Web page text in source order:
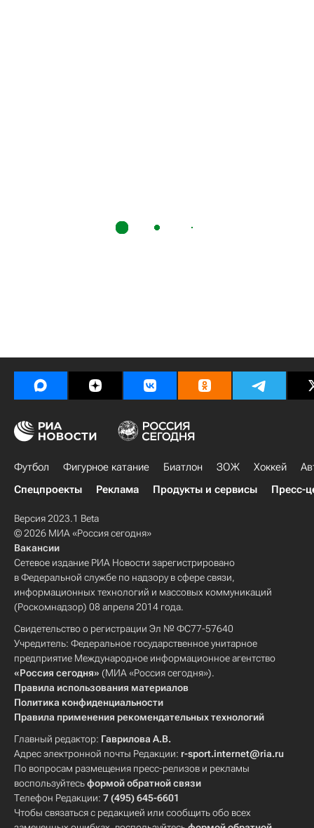
Футбол Фигурное катание Биатлон ЗОЖ Хоккей
Спецпроекты
Реклама Продукты и сервисы Пресс-
Версия 2023.1 Beta
© 2026 МИА «Россия сегодня»
Вакансии
Сетевое издание РИА Новости зарегистрировано
в Федеральной службе по надзору в сфере связи,
информационных технологий и массовых коммуникаций
(Роскомнадзор) 08 апреля 2014 года.
Свидетельство о регистрации Эл № ФС77-57640
Учредитель: Федеральное государственное унитарное
предприятие Международное информационное агентство
«Россия сегодня» (МИА «Россия сегодня»).
Правила использования материалов
Политика конфиденциальности
Правила применения рекомендательных технологий
Главный редактор: Гаврилова А.В.
Адрес электронной почты Редакции: r-sport.internet@ria.ru
По вопросам размещения пресс-релизов и рекламы
воспользуйтесьформой обратной связи
Телефон Редакции: 7 (495) 645-6601
Чтобы связаться с редакцией или сообщить обо всех